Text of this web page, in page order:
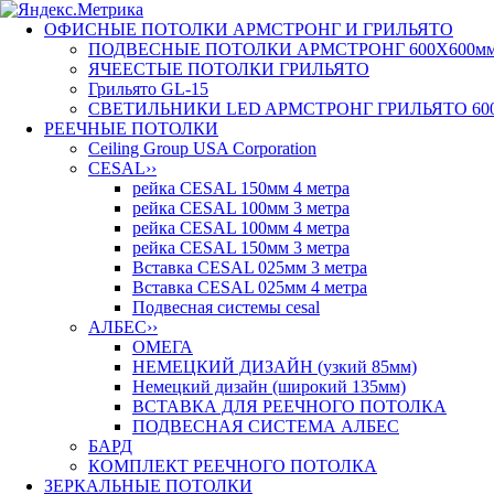
ОФИСНЫЕ ПОТОЛКИ АРМСТРОНГ И ГРИЛЬЯТО
ПОДВЕСНЫЕ ПОТОЛКИ АРМСТРОНГ
ЯЧЕЕСТЫЕ ПОТОЛКИ ГРИЛЬЯТО
Грильято GL-15
СВЕТИЛЬНИКИ LED AРМСТРОНГ ГРИЛЬЯТО
РЕЕЧНЫЕ ПОТОЛКИ
Ceiling Group USA Corporation
CESAL››
рейка CESAL 150мм 4 метра
рейка CESAL 100мм 3 метра
рейка CESAL 100мм 4 метра
рейка CESAL 150мм 3 метра
Вставка CESAL 025мм 3 метра
Вставка CESAL 025мм 4 метра
Подвесная системы cesal
АЛБЕС››
ОМЕГА
НЕМЕЦКИЙ ДИЗАЙН (узкий 85мм)
Немецкий дизайн (широкий 135мм)
ВСТАВКА ДЛЯ РЕЕЧНОГО ПОТОЛКА
ПОДВЕСНАЯ СИСТЕМА АЛБЕС
БАРД
КОМПЛЕКТ РЕЕЧНОГО ПОТОЛКА
ЗЕРКАЛЬНЫЕ ПОТОЛКИ